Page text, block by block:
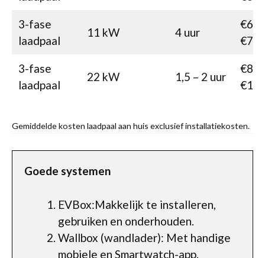
3-fase
laadpaal
11 kW 4 uur
3-fase
laadpaal
22 kW 1,5 – 2 uur
Gemiddelde kosten laadpaal aan huis exclusief installatiekosten.
Goede systemen
EVBox:Makkelijk te installeren,
gebruiken en onderhouden.
Wallbox (wandlader): Met handige
mobiele en Smartwatch-app.